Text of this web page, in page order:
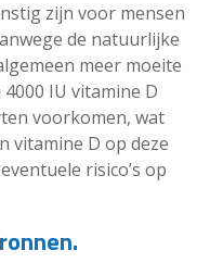
zijn voor mensen
de natuurlijke
meer moeite
IU vitamine D
voorkomen, wat
vitamine D op deze
risico’s op